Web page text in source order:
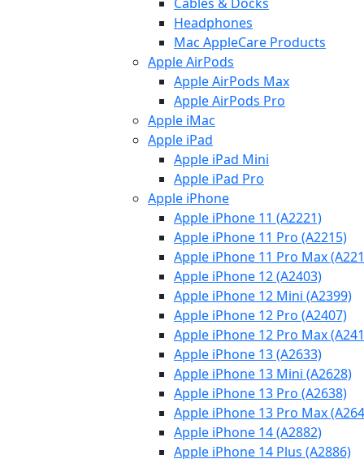
Headphones
Mac AppleCare Products
Apple AirPods
Apple AirPods Max
Apple AirPods Pro
Apple iMac
Apple iPad
Apple iPad Mini
Apple iPad Pro
Apple iPhone
Apple iPhone 11 (A2221)
Apple iPhone 11 Pro (A2215)
Apple iPhone 11 Pro Max
Apple iPhone 12 (A2403)
Apple iPhone 12 Mini (A2399)
Apple iPhone 12 Pro (A2407)
Apple iPhone 12 Pro Max
Apple iPhone 13 (A2633)
Apple iPhone 13 Mini (A2628)
Apple iPhone 13 Pro (A2638)
Apple iPhone 13 Pro Max
Apple iPhone 14 (A2882)
Apple iPhone 14 Plus (A2886)